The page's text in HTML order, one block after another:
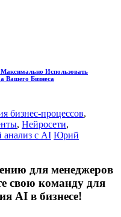
Использовать
Вашего Бизнеса
бизнес-процессов,
, Нейросети,
с AI Юрий
для менеджеров
свою команду для
AI в бизнесе!